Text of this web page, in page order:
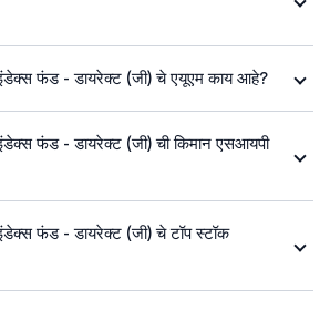
फंड - डायरेक्ट (जी) चे एयूएम काय आहे?
फंड - डायरेक्ट (जी) ची किमान एसआयपी
फंड - डायरेक्ट (जी) चे टॉप स्टॉक